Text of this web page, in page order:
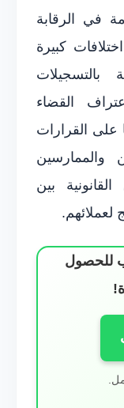
في الرقابة
كبيرة
بالتسجيلات
القضاء
على القرارات
والممارسين
القانونية بين
لعملائهم.
للحصول